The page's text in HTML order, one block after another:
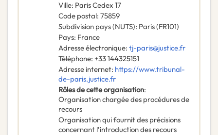
Ville: Paris Cedex 17
Code postal: 75859
Subdivision pays (NUTS): Paris(FR101)
Pays: France
Adresse électronique: tj-paris@justice.fr
Téléphone: +33 144325151
Adresse internet: https://www.tribunal-
de-paris.justice.fr
Rôles de cette organisation:
Organisation chargée des procédures de
recours
Organisation qui fournit des précisions
concernant l’introduction des recours